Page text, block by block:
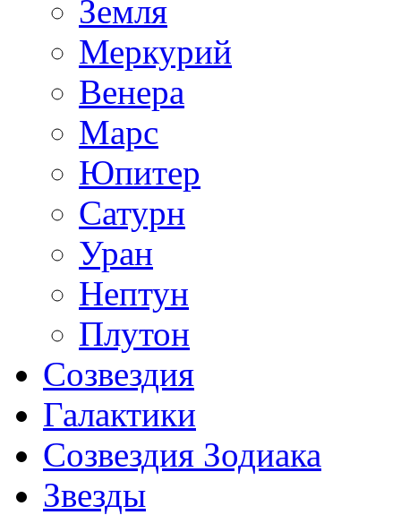
Земля
Меркурий
Венера
Марс
Юпитер
Сатурн
Уран
Нептун
Плутон
Созвездия
Галактики
Созвездия Зодиака
Звезды